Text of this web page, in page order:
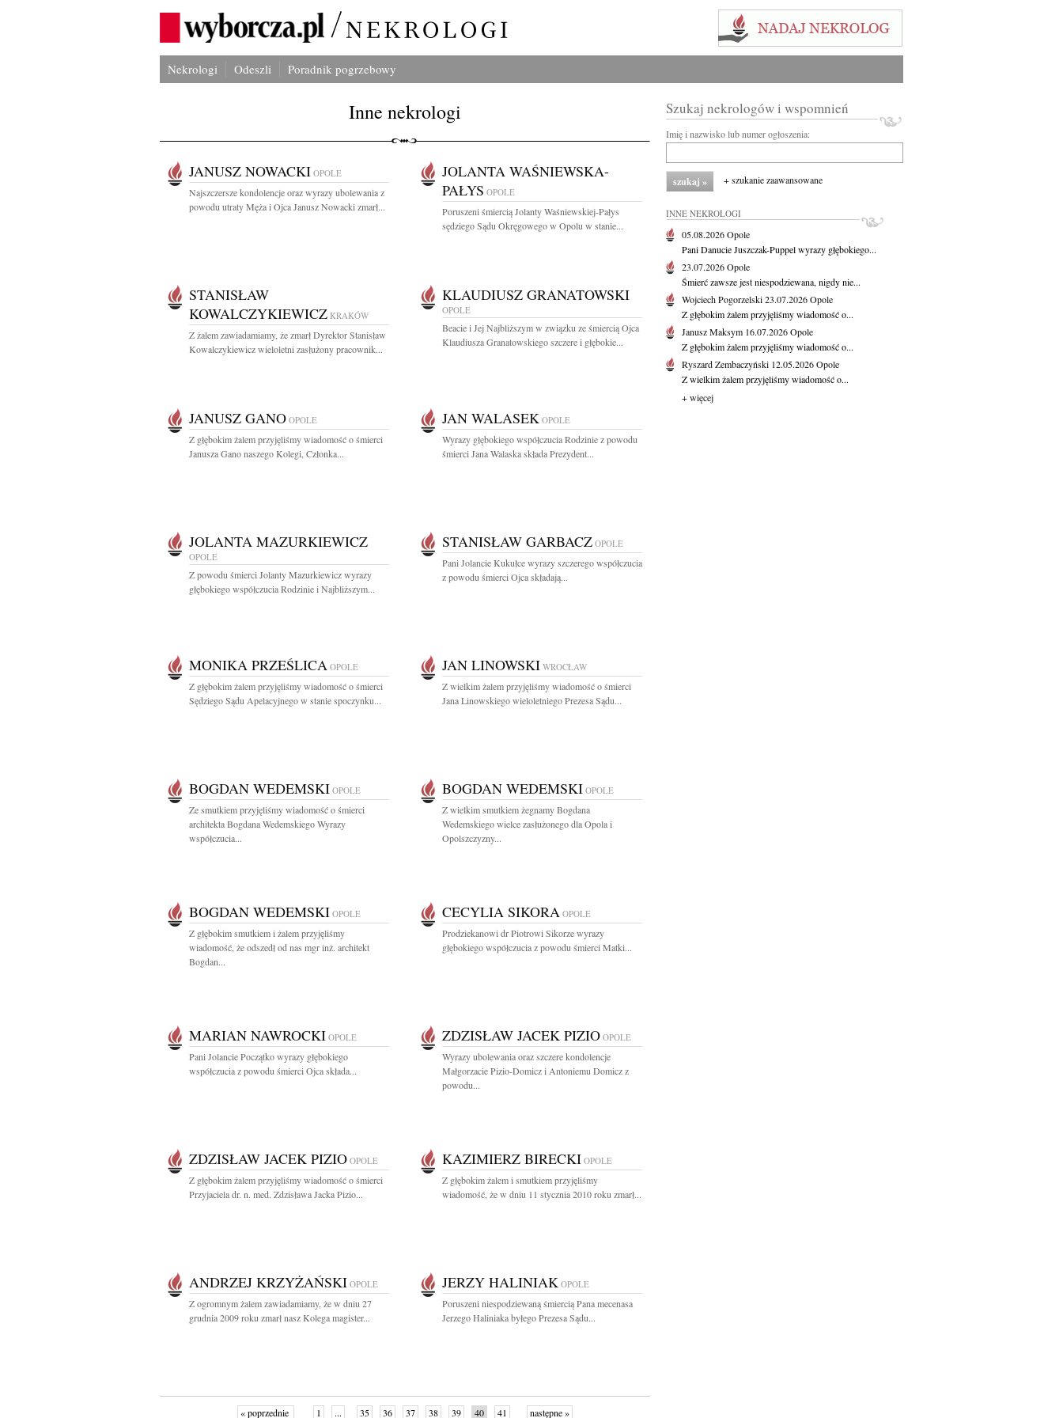
Nekrologi Odeszli Poradnik pogrzebowy
Inne nekrologi
JANUSZ NOWACKI OPOLE
Najszczersze kondolencje oraz wyrazy ubolewania z
powodu utraty Męża i Ojca Janusz Nowacki zmarł...
JOLANTA WAŚNIEWSKA-
PAŁYS OPOLE
Poruszeni śmiercią Jolanty Waśniewskiej-Pałys
sędziego Sądu Okręgowego w Opolu w stanie...
STANISŁAW
KOWALCZYKIEWICZ KRAKÓW
Z żalem zawiadamiamy, że zmarł Dyrektor Stanisław
Kowalczykiewicz wieloletni zasłużony pracownik...
KLAUDIUSZ GRANATOWSKI
OPOLE
Beacie i Jej Najbliższym w związku ze śmiercią Ojca
Klaudiusza Granatowskiego szczere i głębokie...
JANUSZ GANO OPOLE
Z głębokim żalem przyjęliśmy wiadomość o śmierci
Janusza Gano naszego Kolegi, Członka...
JAN WALASEK OPOLE
Wyrazy głębokiego współczucia Rodzinie z powodu
śmierci Jana Walaska składa Prezydent...
JOLANTA MAZURKIEWICZ
OPOLE
Z powodu śmierci Jolanty Mazurkiewicz wyrazy
głębokiego współczucia Rodzinie i Najbliższym...
STANISŁAW GARBACZ OPOLE
Pani Jolancie Kukułce wyrazy szczerego współczucia
z powodu śmierci Ojca składają...
MONIKA PRZEŚLICA OPOLE
Z głębokim żalem przyjęliśmy wiadomość o śmierci
Sędziego Sądu Apelacyjnego w stanie spoczynku...
JAN LINOWSKI WROCŁAW
Z wielkim żalem przyjęliśmy wiadomość o śmierci
Jana Linowskiego wieloletniego Prezesa Sądu...
BOGDAN WEDEMSKI OPOLE
Ze smutkiem przyjęliśmy wiadomość o śmierci
architekta Bogdana Wedemskiego Wyrazy
współczucia...
BOGDAN WEDEMSKI OPOLE
Z wielkim smutkiem żegnamy Bogdana
Wedemskiego wielce zasłużonego dla Opola i
Opolszczyzny...
BOGDAN WEDEMSKI OPOLE
Z głębokim smutkiem i żalem przyjęliśmy
wiadomość, że odszedł od nas mgr inż. architekt
Bogdan...
CECYLIA SIKORA OPOLE
Prodziekanowi dr Piotrowi Sikorze wyrazy
głębokiego współczucia z powodu śmierci Matki...
MARIAN NAWROCKI OPOLE
Pani Jolancie Początko wyrazy głębokiego
współczucia z powodu śmierci Ojca składa...
ZDZISŁAW JACEK PIZIO OPOLE
Wyrazy ubolewania oraz szczere kondolencje
Małgorzacie Pizio-Domicz i Antoniemu Domicz z
powodu...
ZDZISŁAW JACEK PIZIO OPOLE
Z głębokim żalem przyjęliśmy wiadomość o śmierci
Przyjaciela dr. n. med. Zdzisława Jacka Pizio...
KAZIMIERZ BIRECKI OPOLE
Z głębokim żalem i smutkiem przyjęliśmy
wiadomość, że w dniu 11 stycznia 2010 roku zmarł...
ANDRZEJ KRZYŻAŃSKI OPOLE
Z ogromnym żalem zawiadamiamy, że w dniu 27
grudnia 2009 roku zmarł nasz Kolega magister...
JERZY HALINIAK OPOLE
Poruszeni niespodziewaną śmiercią Pana mecenasa
Jerzego Haliniaka byłego Prezesa Sądu...
« poprzednie 1 ... 35 36 37 38 39 40 41 następne »
Szukaj nekrologów i wspomnień
Imię i nazwisko lub numer ogłoszenia:
+ szukanie zaawansowane
INNE NEKROLOGI
05.08.2026Opole
Pani Danucie Juszczak-Puppel wyrazy głębokiego...
23.07.2026Opole
Śmierć zawsze jest niespodziewana, nigdy nie...
Wojciech Pogorzelski23.07.2026Opole
Z głębokim żalem przyjęliśmy wiadomość o...
Janusz Maksym 16.07.2026Opole
Z głębokim żalem przyjęliśmy wiadomość o...
Ryszard Zembaczyński 12.05.2026Opole
Z wielkim żalem przyjęliśmy wiadomość o...
+ więcej